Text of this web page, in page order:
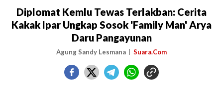
Diplomat Kemlu Tewas Terlakban: Cerita
Kakak Ipar Ungkap Sosok 'Family Man' Arya
Daru Pangayunan
Agung Sandy Lesmana Suara.Com